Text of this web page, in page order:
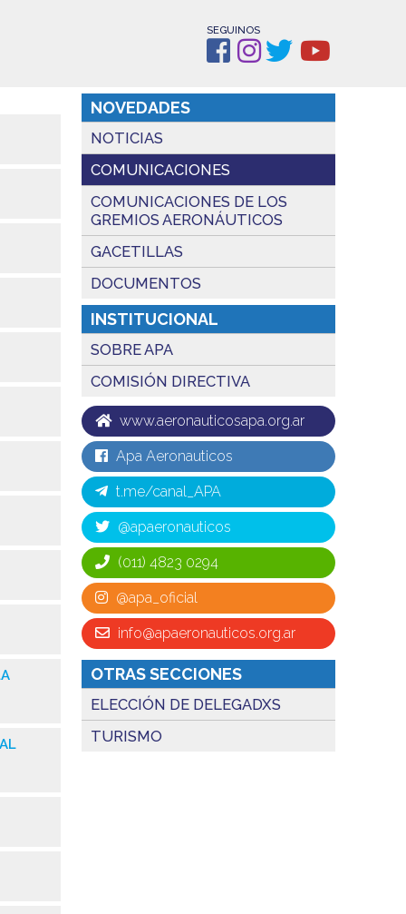
SEGUINOS
NOVEDADES
NOTICIAS
COMUNICACIONES
COMUNICACIONES DE LOS
GREMIOS AERONÁUTICOS
GACETILLAS
DOCUMENTOS
INSTITUCIONAL
SOBRE APA
COMISIÓN DIRECTIVA
www.aeronauticosapa.org.ar
Apa Aeronauticos
t.me/canal_APA
@apaeronauticos
(011) 4823 0294
@apa_oficial
info@apaeronauticos.org.ar
OTRAS SECCIONES
ELECCIÓN DE DELEGADXS
TURISMO